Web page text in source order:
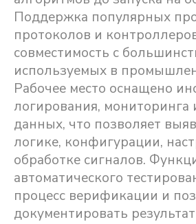
Поддержка популярных
протоколов и
совместимость с
используемых в
Рабочее место оснащено
логирования, мониторинга
данных, что позволяет
логике, конфигурации,
обработке сигналов.
автоматического
процесс верификации и
документировать